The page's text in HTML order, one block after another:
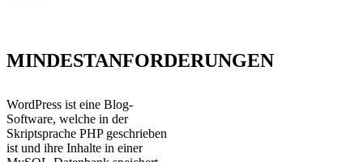
MINDESTANFORDERUNGEN
WordPress ist eine Blog-
Software, welche in der
Skriptsprache PHP geschrieben
ist und ihre Inhalte in einer